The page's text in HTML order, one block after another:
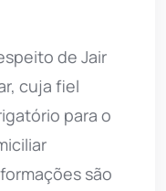
de Jair
cuja fiel
para o
são